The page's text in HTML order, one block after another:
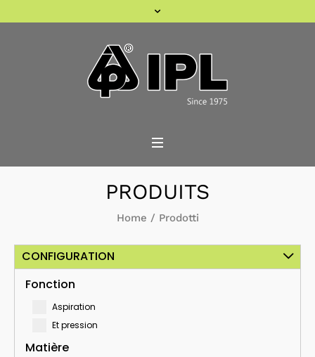
PRODUITS
Home / Prodotti
CONFIGURATION
Fonction
Aspiration
Et pression
Matière